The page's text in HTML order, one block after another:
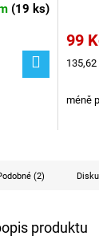
(19 ks)
99
Měrná
méně
(2)
produktu